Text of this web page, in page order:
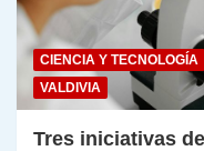
CIENCIA Y TECNOLOGÍA
VALDIVIA
Tres iniciativas